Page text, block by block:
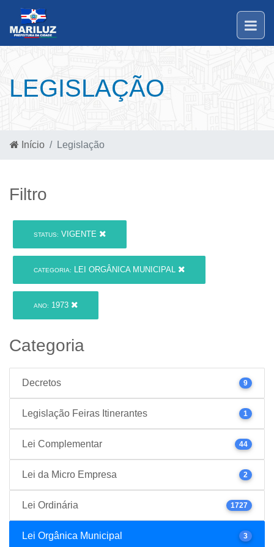
LEGISLAÇÃO
Início Legislação
Filtro
STATUS: VIGENTE
CATEGORIA: LEI ORGÂNICA MUNICIPAL
ANO: 1973
Categoria
Decretos 9
Legislação Feiras Itinerantes 1
Lei Complementar 44
Lei da Micro Empresa 2
Lei Ordinária 1727
Lei Orgânica Municipal 3